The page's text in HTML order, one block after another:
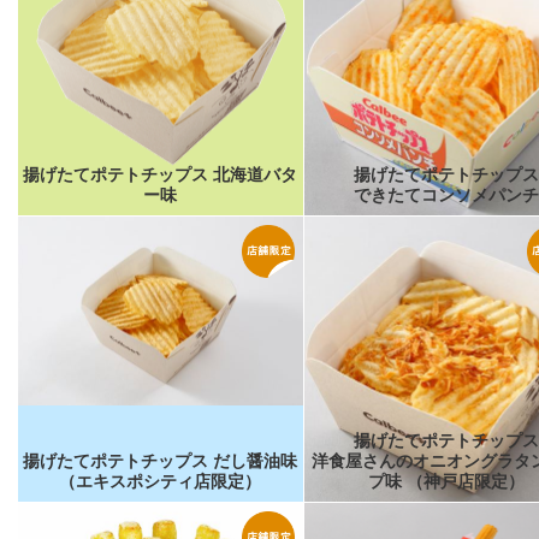
揚げたてポテトチップス 北海道バタ
ー味
揚げたてポテトチップス
できたてコンソメパンチ
揚げたてポテトチップス だし醤油味
（エキスポシティ店限定）
揚げたてポテトチップス
洋食屋さんのオニオングラタ
プ味 （神戸店限定）